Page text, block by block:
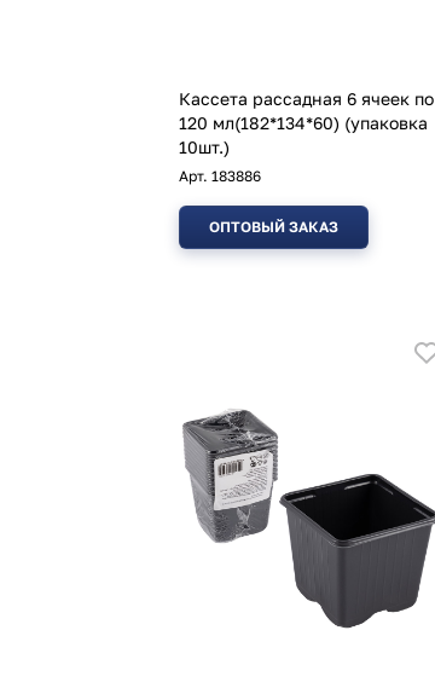
Кассета рассадная 6 ячеек по
120 мл(182*134*60) (упаковка
10шт.)
Арт. 183886
ОПТОВЫЙ ЗАКАЗ